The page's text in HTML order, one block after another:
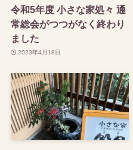
令和5年度 小さな家処々 通
常総会がつつがなく終わり
ました
2023年4月18日